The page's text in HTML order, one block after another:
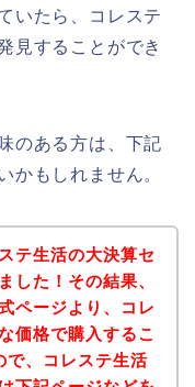
いたら、コレステ
見することができ
のある方は、下記
かもしれません。
テ生活の大決算セ
した！その結果、
ページより、コレ
価格で購入するこ
で、コレステ生活